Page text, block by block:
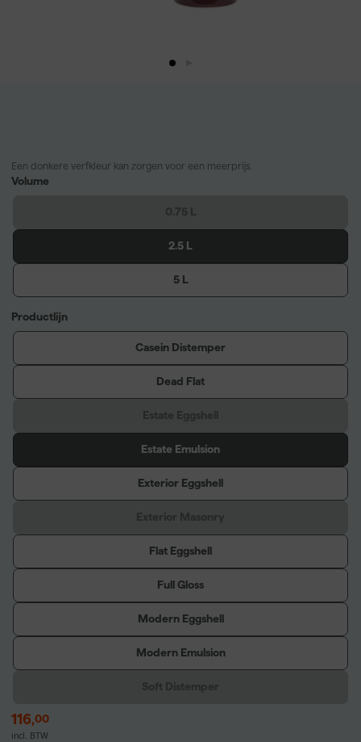
Een donkere verfkleur kan zorgen voor een meerprijs.
Volume
2.5 L
5 L
Productlijn
Casein Distemper
Dead Flat
Estate Emulsion
Exterior Eggshell
Flat Eggshell
Full Gloss
Modern Eggshell
Modern Emulsion
116,00
incl. BTW